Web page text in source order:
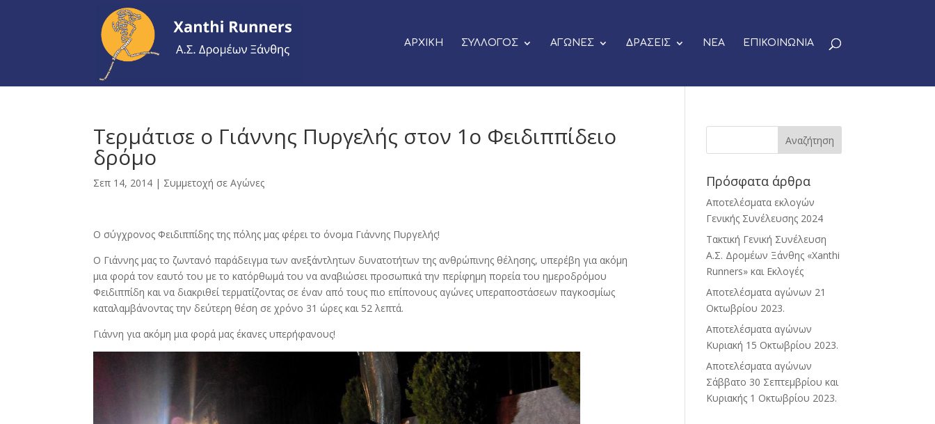
ΑΡΧΙΚΗ ΣΥΛΛΟΓΟΣ ΑΓΩΝΕΣ ΔΡΑΣΕΙΣ ΝΕΑ ΕΠΙΚΟΙΝΩΝΙΑ
Τερμάτισε ο Γιάννης Πυργελής στον 1ο Φειδιππίδειο
δρόμο
Σεπ 14, 2014 | Συμμετοχή σε Αγώνες
Ο σύγχρονος Φειδιππίδης της πόλης μας φέρει το όνομα Γιάννης Πυργελής!
Ο Γιάννης μας το ζωντανό παράδειγμα των ανεξάντλητων δυνατοτήτων της ανθρώπινης θέλησης, υπερέβη για ακόμη
μια φορά τον εαυτό του με το κατόρθωμά του να αναβιώσει προσωπικά την περίφημη πορεία του ημεροδρόμου
Φειδιππίδη και να διακριθεί τερματίζοντας σε έναν από τους πιο επίπονους αγώνες υπεραποστάσεων παγκοσμίως
καταλαμβάνοντας την δεύτερη θέση σε χρόνο 31 ώρες και 52 λεπτά.
Γιάννη για ακόμη μια φορά μας έκανες υπερήφανους!
Πρόσφατα άρθρα
Αποτελέσματα εκλογών
Γενικής Συνέλευσης 2024
Τακτική Γενική Συνέλευση
Α.Σ. Δρομέων Ξάνθης «Xanthi
Runners» και Εκλογές
Αποτελέσματα αγώνων 21
Οκτωβρίου 2023.
Αποτελέσματα αγώνων
Κυριακή 15 Οκτωβρίου 2023.
Αποτελέσματα αγώνων
Σάββατο 30 Σεπτεμβρίου και
Κυριακής 1 Οκτωβρίου 2023.